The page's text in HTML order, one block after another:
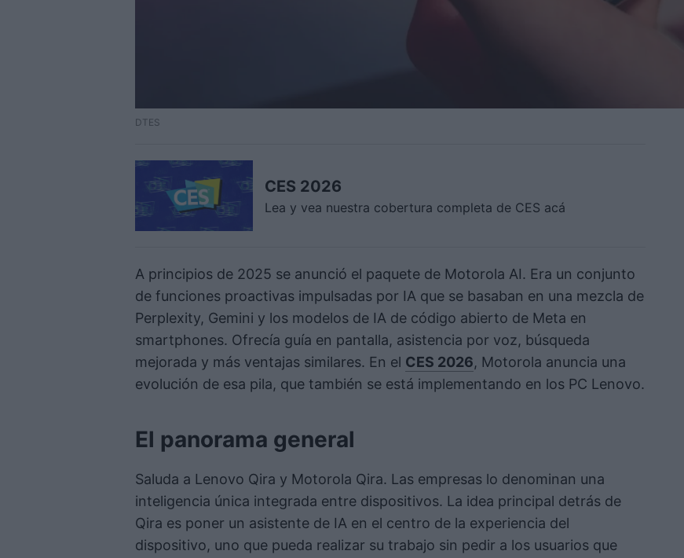
DTES
CES 2026
Lea y vea nuestra cobertura completa de CES acá
A principios de 2025 se anunció el paquete de Motorola AI. Era un conjunto
de funciones proactivas impulsadas por IA que se basaban en una mezcla de
Perplexity, Gemini y los modelos de IA de código abierto de Meta en
smartphones. Ofrecía guía en pantalla, asistencia por voz, búsqueda
mejorada y más ventajas similares. En el CES 2026, Motorola anuncia una
evolución de esa pila, que también se está implementando en los PC Lenovo.
El panorama general
Saluda a Lenovo Qira y Motorola Qira. Las empresas lo denominan una
inteligencia única integrada entre dispositivos. La idea principal detrás de
Qira es poner un asistente de IA en el centro de la experiencia del
dispositivo, uno que pueda realizar su trabajo sin pedir a los usuarios que